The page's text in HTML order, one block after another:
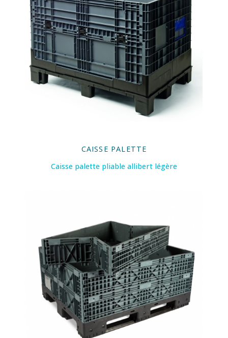
CAISSE PALETTE
Caisse palette pliable allibert légère